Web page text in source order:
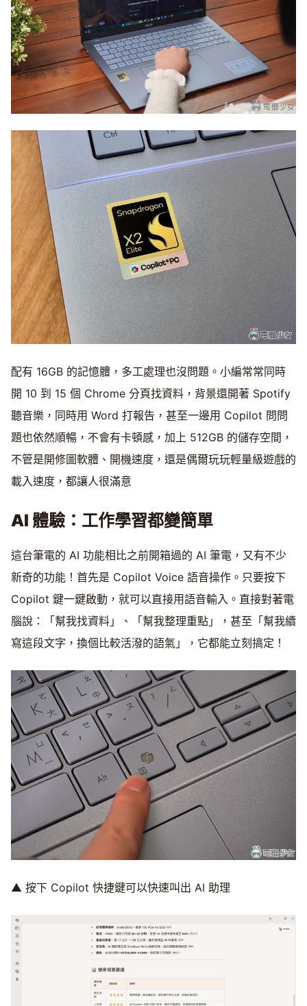
配有 16GB 的記憶體，多工處理也沒問題。小編常常同時
開 10 到 15 個 Chrome 分頁找資料，背景還開著 Spotify
聽音樂，同時用 Word 打報告，甚至一邊用 Copilot 問問
題也依然順暢，不會有卡頓感，加上 512GB 的儲存空間，
不管是開修圖軟體、開機速度，還是偶爾玩玩輕量級遊戲的
載入速度，都讓人很滿意
AI 體驗：工作學習都變簡單
這台筆電的 AI 功能相比之前開箱過的 AI 筆電，又有不少
新奇的功能！首先是 Copilot Voice 語音操作。只要按下
Copilot 鍵一鍵啟動，就可以直接用語音輸入。直接對著電
腦說：「幫我找資料」、「幫我整理重點」，甚至「幫我續
寫這段文字，換個比較活潑的語氣」，它都能立刻搞定！
▲ 按下 Copilot 快捷鍵可以快速叫出 AI 助理